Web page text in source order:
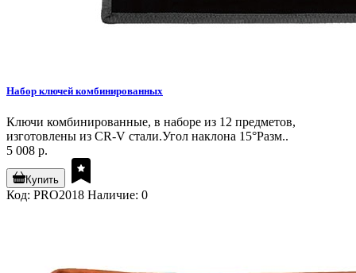
Набор ключей комбинированных
Ключи комбинированные, в наборе из 12 предметов,
изготовлены из CR-V стали.Угол наклона 15°Разм..
5 008 р.
Купить
Код: PRO2018 Наличие: 0